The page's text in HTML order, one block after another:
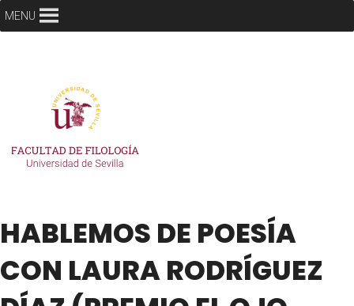
MENU
HABLEMOS DE POESÍA
CON LAURA RODRÍGUEZ